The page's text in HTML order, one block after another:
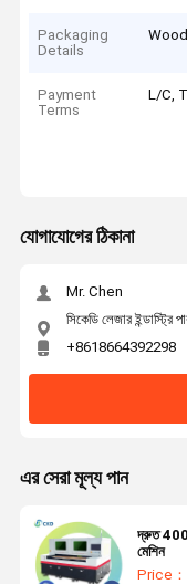
Packaging
Details
Payment
Terms
L/C,
যোগাযোগের ঠিকানা
Mr. Chen
সিকেডি লেজার ইন্ডাস্ট্রি
+8618664392298
এর সেরা মূল্য পান
দ্রুত
মেশিন
Price：